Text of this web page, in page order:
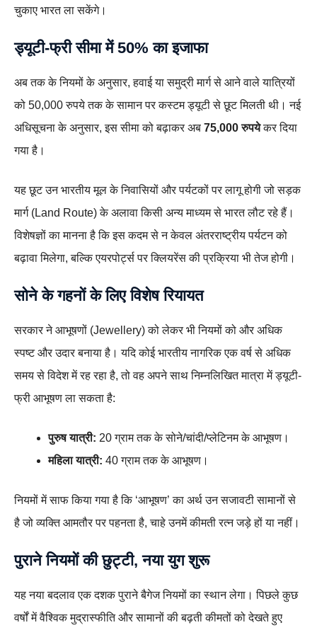
चुकाए भारत ला सकेंगे।
ड्यूटी-फ्री सीमा में 50% का इजाफा
अब तक के नियमों के अनुसार, हवाई या समुद्री मार्ग से आने वाले यात्रियों
को 50,000 रुपये तक के सामान पर कस्टम ड्यूटी से छूट मिलती थी। नई
अधिसूचना के अनुसार, इस सीमा को बढ़ाकर अब 75,000 रुपयेकर दिया
गया है।
यह छूट उन भारतीय मूल के निवासियों और पर्यटकों पर लागू होगी जो सड़क
मार्ग (Land Route) के अलावा किसी अन्य माध्यम से भारत लौट रहे हैं।
विशेषज्ञों का मानना है कि इस कदम से न केवल अंतरराष्ट्रीय पर्यटन को
बढ़ावा मिलेगा, बल्कि एयरपोर्ट्स पर क्लियरेंस की प्रक्रिया भी तेज होगी।
सोने के गहनों के लिए विशेष रियायत
सरकार ने आभूषणों (Jewellery) को लेकर भी नियमों को और अधिक
स्पष्ट और उदार बनाया है। यदि कोई भारतीय नागरिक एक वर्ष से अधिक
समय से विदेश में रह रहा है, तो वह अपने साथ निम्नलिखित मात्रा में ड्यूटी-
फ्री आभूषण ला सकता है:
पुरुष यात्री: 20 ग्राम तक के सोने/चांदी/प्लेटिनम के आभूषण।
महिला यात्री: 40 ग्राम तक के आभूषण।
नियमों में साफ किया गया है कि ‘आभूषण’ का अर्थ उन सजावटी सामानों से
है जो व्यक्ति आमतौर पर पहनता है, चाहे उनमें कीमती रत्न जड़े हों या नहीं।
पुराने नियमों की छुट्टी, नया युग शुरू
यह नया बदलाव एक दशक पुराने बैगेज नियमों का स्थान लेगा। पिछले कुछ
वर्षों में वैश्विक मुद्रास्फीति और सामानों की बढ़ती कीमतों को देखते हुए